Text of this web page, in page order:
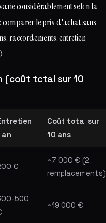
considérablement selon la
comparer le prix d'achat sans
raccordements, entretien
(coût total sur 10
an
Coût total sur
10 ans
€
~7 000 € (2
remplacements)
500
~19 000 €